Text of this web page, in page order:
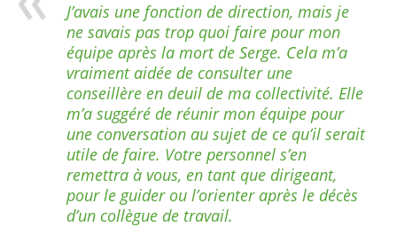
J’avais une fonction de direction, mais je
ne savais pas trop quoi faire pour mon
équipe après la mort de Serge. Cela m’a
vraiment aidée de consulter une
conseillère en deuil de ma collectivité. Elle
m’a suggéré de réunir mon équipe pour
une conversation au sujet de ce qu’il serait
utile de faire. Votre personnel s’en
remettra à vous, en tant que dirigeant,
pour le guider ou l’orienter après le décès
d’un collègue de travail.